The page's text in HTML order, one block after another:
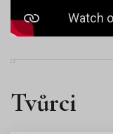
Tvůrci